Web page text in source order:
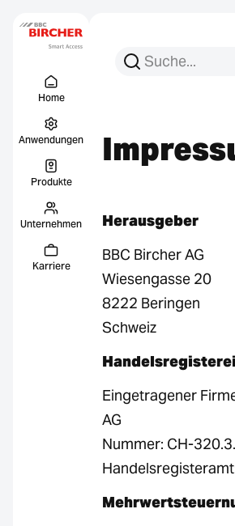
Home
Anwendungen
Produkte
Unternehmen
Karriere
Suchen Sie nach:
Suche
Herausgeber
BBC Bircher AG
Wiesengasse 20
8222 Beringen
Schweiz
Eingetragener
AG
Nummer: CH-